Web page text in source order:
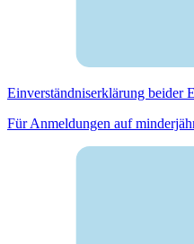
Einverständnis­erklärung beider
Für Anmeldungen auf